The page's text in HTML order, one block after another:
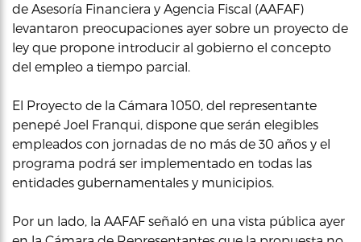
de Asesoría Financiera y Agencia Fiscal (AAFAF)
levantaron preocupaciones ayer sobre un proyecto de
ley que propone introducir al gobierno el concepto
del empleo a tiempo parcial.
El Proyecto de la Cámara 1050, del representante
penepé Joel Franqui, dispone que serán elegibles
empleados con jornadas de no más de 30 años y el
programa podrá ser implementado en todas las
entidades gubernamentales y municipios.
Por un lado, la AAFAF señaló en una vista pública ayer